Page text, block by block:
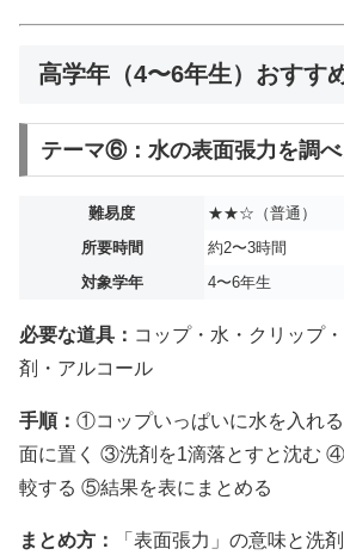
高学年（4〜6年生）おすす
テーマ⑥：水の表面張力を調べ
難易度
★★☆（普通）
所要時間
約2〜3時間
対象学年
4〜6年生
必要な道具： コップ・水・クリップ
剤・アルコール
手順： ①コップいっぱいに水を入れ
面に置く ③洗剤を1滴落とすと沈む
較する ⑤結果を表にまとめる
まとめ方：
「表面張力」の意味と洗